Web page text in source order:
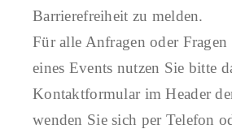
Barrierefreiheit zu melden.
Für alle Anfragen oder Fragen
eines Events nutzen Sie bitte
Kontaktformular im Header
wenden Sie sich per Telefon